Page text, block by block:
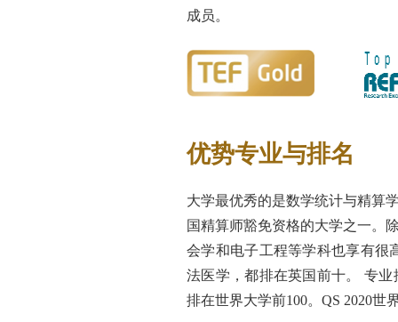
成员。
优势专业与排名
大学最优秀的是数学统计与精算
国精算师豁免资格的大学之一。
会学和电子工程等学科也享有很
法医学，都排在英国前十。 专
排在世界大学前100。QS 2020世